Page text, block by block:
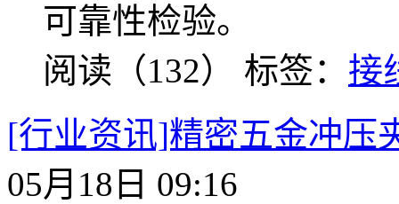
可靠性检验。
阅读（132） 标签： 接
[行业资讯]精密五金冲压
05月18日 09:16